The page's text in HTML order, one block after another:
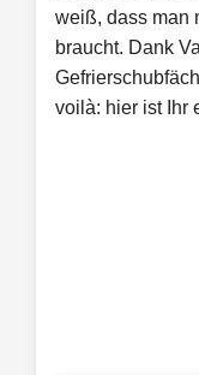
weiß, dass man
braucht. Dank
voilà: hier ist Ihr